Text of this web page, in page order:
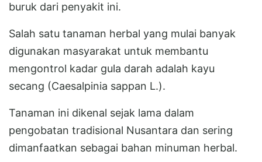
buruk dari penyakit ini.
Salah satu tanaman herbal yang mulai banyak
digunakan masyarakat untuk membantu
mengontrol kadar gula darah adalah kayu
secang (Caesalpinia sappan L.).
Tanaman ini dikenal sejak lama dalam
pengobatan tradisional Nusantara dan sering
dimanfaatkan sebagai bahan minuman herbal.